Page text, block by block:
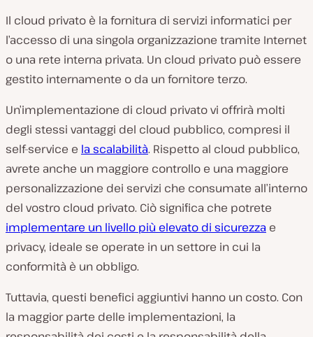
Il cloud privato è la fornitura di servizi informatici per
l’accesso di una singola organizzazione tramite Internet
o una rete interna privata. Un cloud privato può essere
gestito internamente o da un fornitore terzo.
Un’implementazione di cloud privato vi offrirà molti
degli stessi vantaggi del cloud pubblico, compresi il
self-service e la scalabilità. Rispetto al cloud pubblico,
avrete anche un maggiore controllo e una maggiore
personalizzazione dei servizi che consumate all’interno
del vostro cloud privato. Ciò significa che potrete
implementare un livello più elevato di sicurezza e
privacy, ideale se operate in un settore in cui la
conformità è un obbligo.
Tuttavia, questi benefici aggiuntivi hanno un costo. Con
la maggior parte delle implementazioni, la